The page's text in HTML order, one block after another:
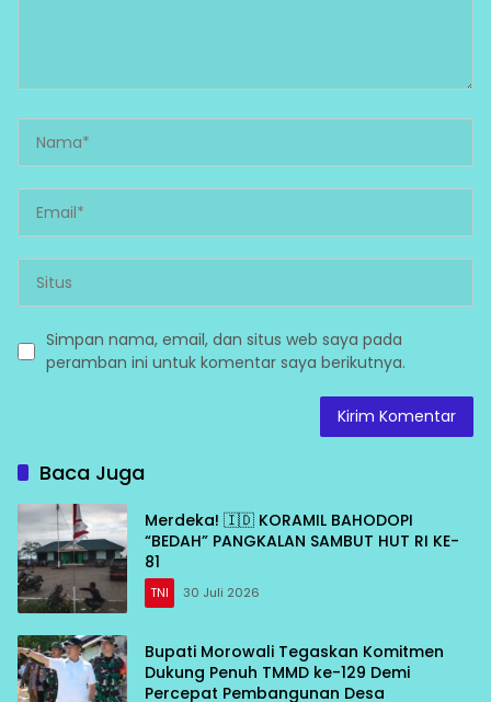
Simpan nama, email, dan situs web saya pada
peramban ini untuk komentar saya berikutnya.
Baca Juga
Merdeka! 🇮🇩 KORAMIL BAHODOPI
“BEDAH” PANGKALAN SAMBUT HUT RI KE-
81
TNI 30 Juli 2026
Bupati Morowali Tegaskan Komitmen
Dukung Penuh TMMD ke-129 Demi
Percepat Pembangunan Desa